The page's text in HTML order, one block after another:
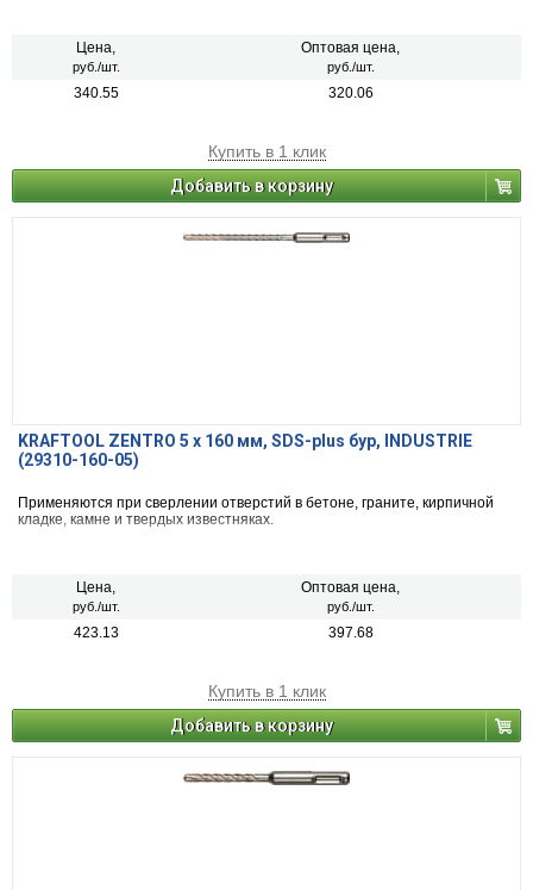
Цена,
руб./шт.
Оптовая цена,
руб./шт.
340.55 320.06
Купить в 1 клик
Добавить в корзину
KRAFTOOL ZENTRO 5 x 160 мм, SDS-plus бур, INDUSTRIE
(29310-160-05)
Применяются при сверлении отверстий в бетоне, граните, кирпичной
кладке, камне и твердых известняках.
Цена,
руб./шт.
Оптовая цена,
руб./шт.
423.13 397.68
Купить в 1 клик
Добавить в корзину